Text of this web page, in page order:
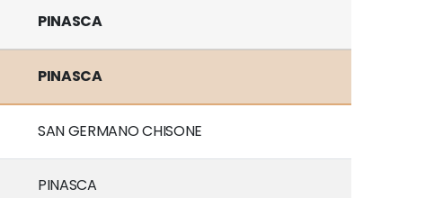
PINASCA
PINASCA
SAN GERMANO CHISONE
PINASCA